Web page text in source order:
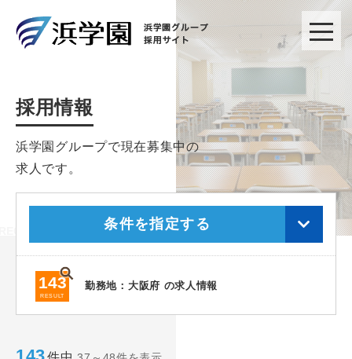
採用情報
浜学園グループで現在募集中の
求人です。
条件を指定する
143
RESULT
勤務地：大阪府 の求人情報